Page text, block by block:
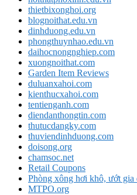
thietbixonghoi.org
blognoithat.edu.vn
dinhduong.edu.vn
phongthuynhao.edu.vn
daihocnongnghiep.com
xuongnoithat.com
Garden Item Reviews
duluanxahoi.com
kienthucxahoi.com
tentienganh.com
diendanthongtin.com
thutucdangky.com
thuviendinhduong.com
doisong.org
chamsoc.net
Retail Coupons
Phòng xông hơi khô, ướt gia
MTPO.org